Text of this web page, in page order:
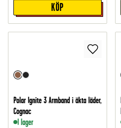
KÖP
Polar Ignite 3 Armband i äkta läder,
Cognac
I lager